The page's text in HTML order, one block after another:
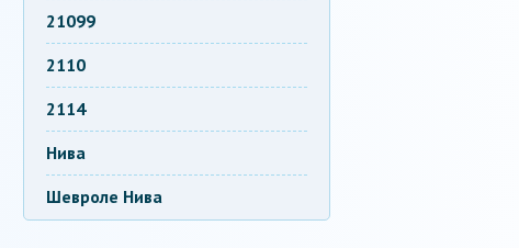
21099
2110
2114
Нива
Шевроле Нива